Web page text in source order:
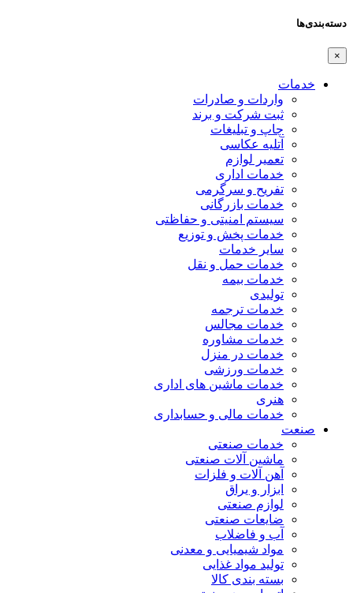
دسته‌بندی‌ها
×
خدمات
واردات و صادرات
ثبت شرکت و برند
چاپ و تبلیغات
آتلیه عکاسی
تعمیر لوازم
خدمات اداری
تفریح و سرگرمی
خدمات بازرگانی
سیستم امنیتی و حفاظتی
خدمات پخش و توزیع
سایر خدمات
خدمات حمل و نقل
خدمات بیمه
تولیدی
خدمات ترجمه
خدمات مجالس
خدمات مشاوره
خدمات در منزل
خدمات ورزشی
خدمات ماشین های اداری
هنری
خدمات مالی و حسابداری
صنعت
خدمات صنعتی
ماشین آلات صنعتی
آهن آلات و فلزات
ابزار و یراق
لوازم صنعتی
ضایعات صنعتی
آب و فاضلاب
مواد شیمیایی و معدنی
تولید مواد غذایی
بسته بندی کالا